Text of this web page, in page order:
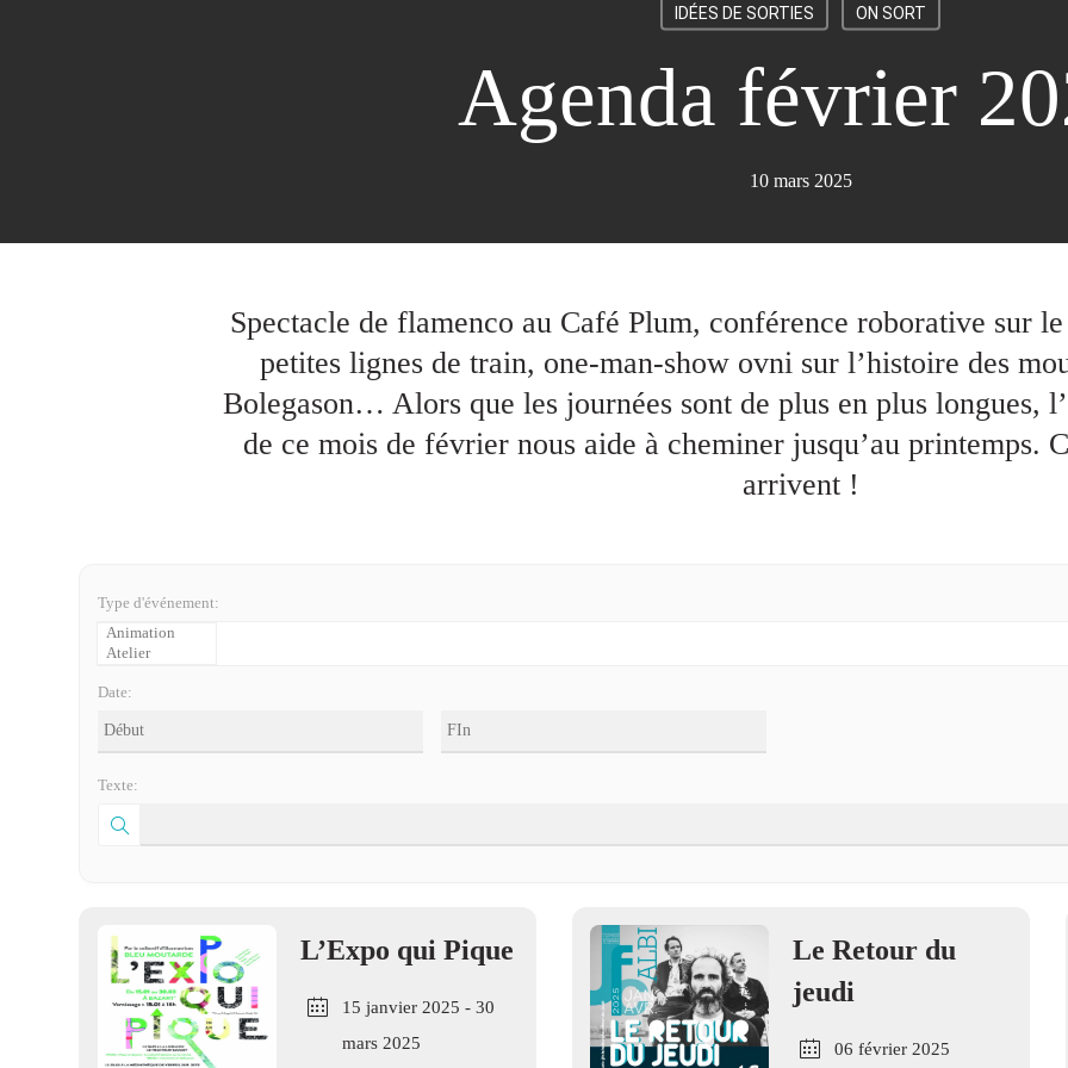
IDÉES DE SORTIES ON SORT
Agenda février
10 mars 2025
Spectacle de flamenco au Café Plum, conférence roborative sur
petites lignes de train, one-man-show ovni sur l’histoire des
Bolegason… Alors que les journées sont de plus en plus longues,
de ce mois de février nous aide à cheminer jusqu’au printemps.
arrivent !
Type d'événement:
Date:
Texte:
L’Expo qui Pique
15 janvier 2025 - 30
mars 2025
Le Retour du
jeudi
06 février 2025